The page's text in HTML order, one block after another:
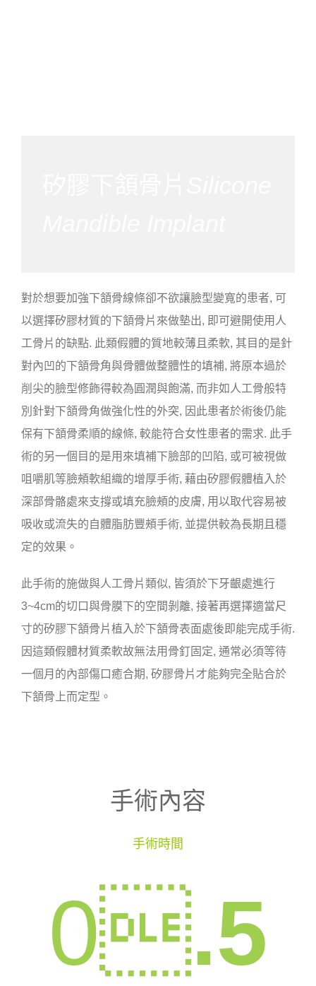
對於想要加強下頷骨線條卻不欲讓臉型變寬的患者, 可
以選擇矽膠材質的下頷骨片來做墊出, 即可避開使用人
工骨片的缺點. 此類假體的質地較薄且柔軟, 其目的是針
對內凹的下頷骨角與骨體做整體性的填補, 將原本過於
削尖的臉型修飾得較為圓潤與飽滿, 而非如人工骨般特
別針對下頷骨角做強化性的外突, 因此患者於術後仍能
保有下頷骨柔順的線條, 較能符合女性患者的需求. 此手
術的另一個目的是用來填補下臉部的凹陷, 或可被視做
咀嚼肌等臉頰軟組織的增厚手術, 藉由矽膠假體植入於
深部骨骼處來支撐或填充臉頰的皮膚, 用以取代容易被
吸收或流失的自體脂肪豐頰手術, 並提供較為長期且穩
定的效果。
此手術的施做與人工骨片類似, 皆須於下牙齦處進行
3~4cm的切口與骨膜下的空間剝離, 接著再選擇適當尺
寸的矽膠下頷骨片植入於下頷骨表面處後即能完成手術.
因這類假體材質柔軟故無法用骨釘固定, 通常必須等待
一個月的內部傷口癒合期, 矽膠骨片才能夠完全貼合於
下頷骨上而定型。
手術內容
手術時間
0.5